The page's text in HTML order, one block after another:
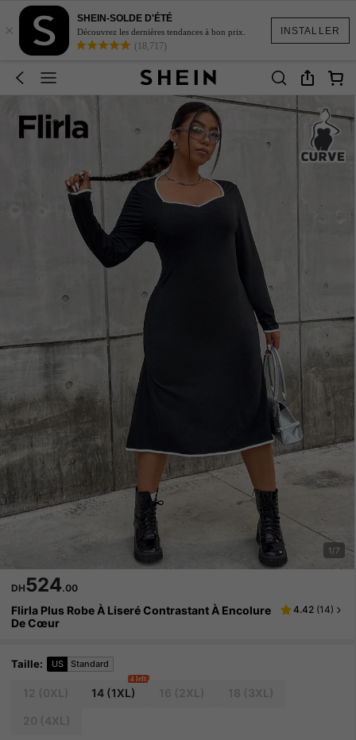
INSTALLER
×
SHEIN-SOLDE D'ÉTÉ
Découvrez les dernières tendances à bon prix.
(18,717)
1/7
DH524.00
Flirla Plus Robe À Liseré Contrastant À Encolure
De Cœur
4.42 (14)
Taille: US Standard
14 (1XL)
4 left